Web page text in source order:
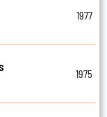
1977
1975